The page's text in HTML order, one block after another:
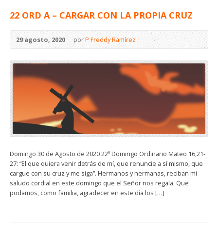
22 ORD A – CARGAR CON LA PROPIA CRUZ
29 agosto, 2020 porP Freddy Ramírez
Domingo 30 de Agosto de 2020 22º Domingo Ordinario Mateo 16,21-
27: “El que quiera venir detrás de mí, que renuncie a sí mismo, que
cargue con su cruz y me siga”. Hermanos y hermanas, reciban mi
saludo cordial en este domingo que el Señor nos regala. Que
podamos, como familia, agradecer en este día los […]